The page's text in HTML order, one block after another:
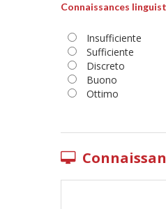
Connaissances
Insufficiente
Sufficiente
Discreto
Buono
Ottimo